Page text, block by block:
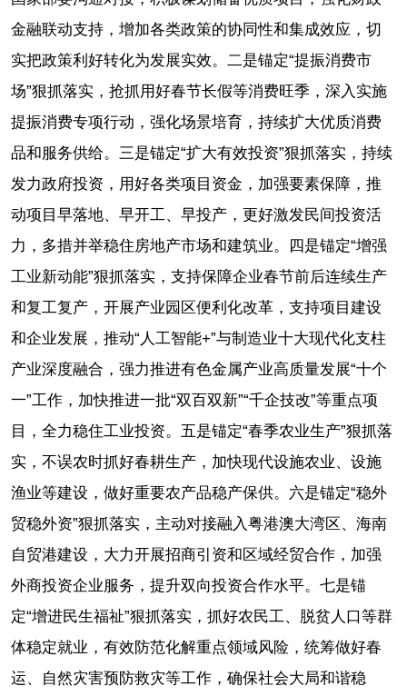
金融联动支持，增加各类政策的协同性和集成效应，切
实把政策利好转化为发展实效。二是锚定“提振消费市
场”狠抓落实，抢抓用好春节长假等消费旺季，深入实施
提振消费专项行动，强化场景培育，持续扩大优质消费
品和服务供给。三是锚定“扩大有效投资”狠抓落实，持续
发力政府投资，用好各类项目资金，加强要素保障，推
动项目早落地、早开工、早投产，更好激发民间投资活
力，多措并举稳住房地产市场和建筑业。四是锚定“增强
工业新动能”狠抓落实，支持保障企业春节前后连续生产
和复工复产，开展产业园区便利化改革，支持项目建设
和企业发展，推动“人工智能+”与制造业十大现代化支柱
产业深度融合，强力推进有色金属产业高质量发展“十个
一”工作，加快推进一批“双百双新”“千企技改”等重点项
目，全力稳住工业投资。五是锚定“春季农业生产”狠抓落
实，不误农时抓好春耕生产，加快现代设施农业、设施
渔业等建设，做好重要农产品稳产保供。六是锚定“稳外
贸稳外资”狠抓落实，主动对接融入粤港澳大湾区、海南
自贸港建设，大力开展招商引资和区域经贸合作，加强
外商投资企业服务，提升双向投资合作水平。七是锚
定“增进民生福祉”狠抓落实，抓好农民工、脱贫人口等群
体稳定就业，有效防范化解重点领域风险，统筹做好春
运、自然灾害预防救灾等工作，确保社会大局和谐稳